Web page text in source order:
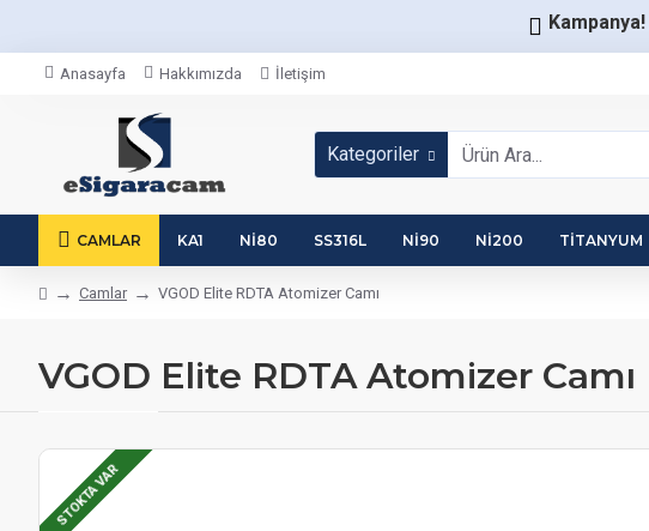
Kampanya!
Anasayfa Hakkımızda İletişim
Kategoriler
CAMLAR KA1 NI80 SS316L NI90 NI200 TITANYUM
Camlar VGOD Elite RDTA Atomizer Camı
VGOD Elite RDTA Atomizer Camı
STOKTA VAR